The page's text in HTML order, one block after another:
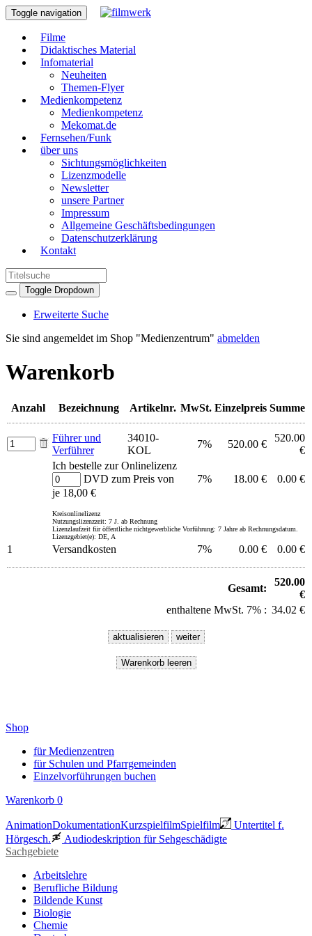
Toggle navigation
Filme
Didaktisches Material
Infomaterial
Neuheiten
Themen-Flyer
Medienkompetenz
Medienkompetenz
Mekomat.de
Fernsehen/Funk
über uns
Sichtungsmöglichkeiten
Lizenzmodelle
Newsletter
unsere Partner
Impressum
Allgemeine Geschäftsbedingungen
Datenschutzerklärung
Kontakt
Toggle Dropdown
Erweiterte Suche
Sie sind angemeldet im Shop "Medienzentrum" abmelden
Warenkorb
Anzahl Bezeichnung Artikelnr. MwSt. Einzelpreis Summe
Führer und
Verführer
34010-
KOL
7% 520.00 €
520.00
€
Ich bestelle zur Onlinelizenz
DVD zum Preis von
je 18,00 €
7% 18.00 € 0.00 €
Kreisonlinelizenz
Nutzungslizenzzeit: 7 J. ab Rechnung
Lizenzlaufzeit für öffentliche nichtgewerbliche Vorführung: 7 Jahre ab Rechnungsdatum.
Lizenzgebiet(e): DE, A
1 Versandkosten 7% 0.00 € 0.00 €
Gesamt:
520.00
€
enthaltene MwSt. 7% : 34.02 €
Shop
für Medienzentren
für Schulen und Pfarrgemeinden
Einzelvorführungen buchen
Warenkorb 0
AnimationDokumentationKurzspielfilmSpielfilm
Untertitel f.
Hörgesch.
Audiodeskription für Sehgeschädigte
Sachgebiete
Arbeitslehre
Berufliche Bildung
Bildende Kunst
Biologie
Chemie